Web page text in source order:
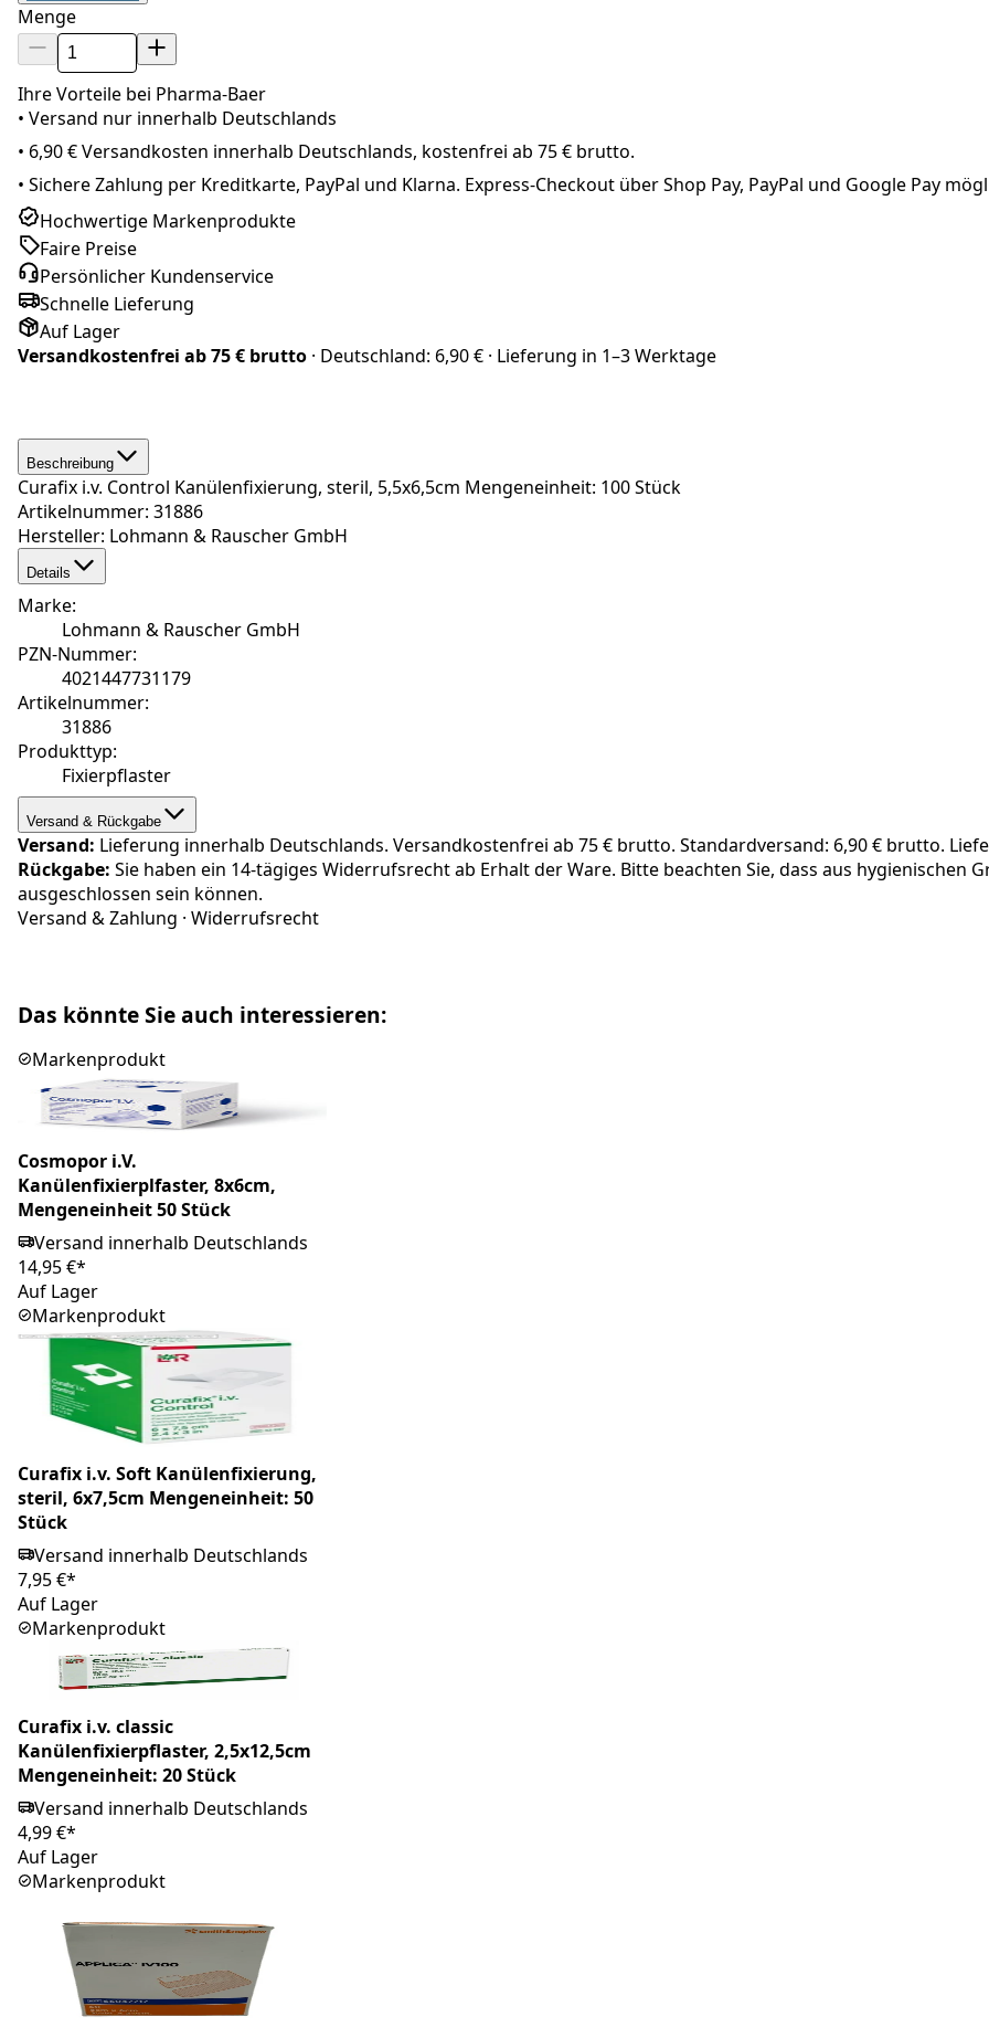
Menge
Ihre Vorteile bei Pharma-Baer
• Versand nur innerhalb Deutschlands
• 6,90 € Versandkosten innerhalb Deutschlands, kostenfrei ab 75 € brutto.
• Sichere Zahlung per Kreditkarte, PayPal und Klarna. Express-Checkout über Shop Pay, PayPal und Google Pay
Hochwertige Markenprodukte
Faire Preise
Persönlicher Kundenservice
Schnelle Lieferung
Auf Lager
Versandkostenfrei ab75 € brutto · Deutschland: 6,90 € · Lieferung in 1–3 Werktage
Beschreibung
Curafix i.v. Control Kanülenfixierung, steril, 5,5x6,5cm Mengeneinheit: 100 Stück
Artikelnummer: 31886
Hersteller: Lohmann & Rauscher GmbH
Details
Marke:
Lohmann & Rauscher GmbH
PZN-Nummer:
4021447731179
Artikelnummer:
31886
Produkttyp:
Fixierpflaster
Versand & Rückgabe
Versand: Lieferung innerhalb Deutschlands. Versandkostenfrei ab 75 € brutto. Standardversand: 6,90 € brutto.
Rückgabe: Sie haben ein 14-tägiges Widerrufsrecht ab Erhalt der Ware. Bitte beachten Sie, dass aus
ausgeschlossen sein können.
Versand & Zahlung · Widerrufsrecht
Das könnte Sie auch interessieren:
Markenprodukt
Cosmopor i.V.
Kanülenfixierplfaster, 8x6cm,
Mengeneinheit 50 Stück
Versand innerhalb Deutschlands
14,95 €*
Auf Lager
Markenprodukt
Curafix i.v. Soft Kanülenfixierung,
steril, 6x7,5cm Mengeneinheit: 50
Stück
Versand innerhalb Deutschlands
7,95 €*
Auf Lager
Markenprodukt
Curafix i.v. classic
Kanülenfixierpflaster, 2,5x12,5cm
Mengeneinheit: 20 Stück
Versand innerhalb Deutschlands
4,99 €*
Auf Lager
Markenprodukt